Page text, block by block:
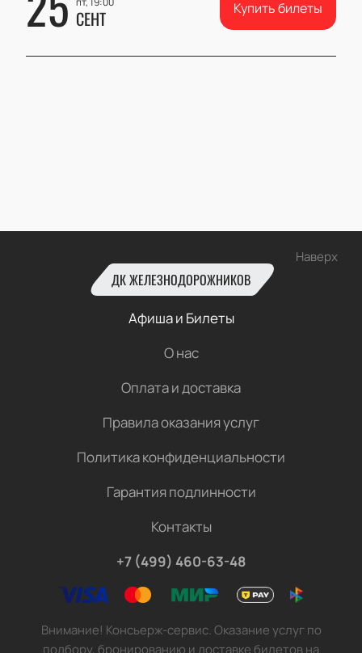
СЕНТ Купить билеты
Наверх
ДК ЖЕЛЕЗНОДОРОЖНИКОВ
Афиша и Билеты
О нас
Оплата и доставка
Правила оказания услуг
Политика конфиденциальности
Гарантия подлинности
Контакты
+7 (499) 460-63-48
Внимание! Консьерж-сервис. Оказание услуг по
подбору, бронированию и доставке билетов на